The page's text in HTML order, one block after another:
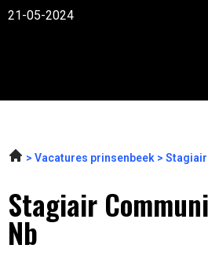
21-05-2024
Vacatures prinsenbeek
Stagiair
Nb